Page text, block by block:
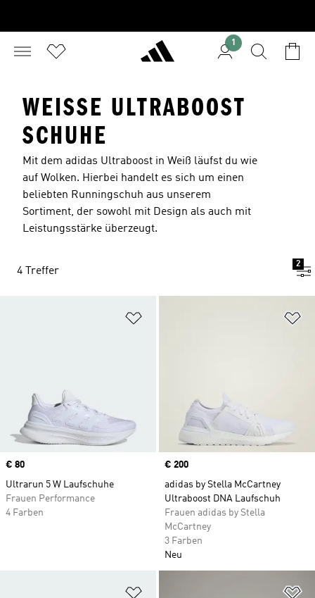
1
WEISSE ULTRABOOST S
CHUHE
Mit dem adidas Ultraboost in Weiß läufst du wie
auf Wolken. Hierbei handelt es sich um einen
beliebten Runningschuh aus unserem
Sortiment, der sowohl mit Design als auch mit
Leistungsstärke überzeugt.
4 Treffer
2
Zur Wunschliste hinzufügen
Price
€ 80
Ultrarun 5 W Laufschuhe
Frauen Performance
4 Farben
Price
€ 200
adidas by Stella McCartney
Ultraboost DNA Laufschuh
Frauen adidas by Stella
McCartney
3 Farben
Neu
Zur Wunschliste hinzufügen